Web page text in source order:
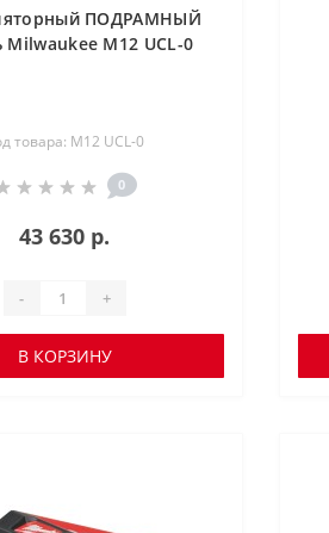
ПОДРАМНЫЙ
M12 UCL-0
товара: M12 UCL-0
0
43 630 р.
- +
В КОРЗИНУ